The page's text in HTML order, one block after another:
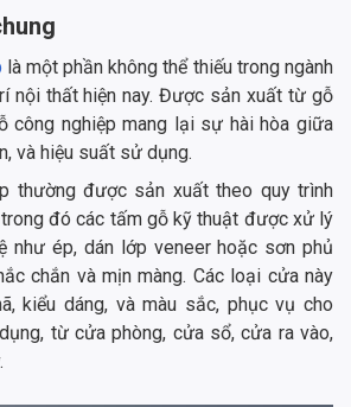
là một phần không thể thiếu trong ngành
nội thất hiện nay. Được sản xuất từ gỗ
công nghiệp mang lại sự hài hòa giữa
và hiệu suất sử dụng.
thường được sản xuất theo quy trình
đó các tấm gỗ kỹ thuật được xử lý
như ép, dán lớp veneer hoặc sơn phủ
chắn và mịn màng. Các loại cửa này
kiểu dáng, và màu sắc, phục vụ cho
từ cửa phòng, cửa sổ, cửa ra vào,